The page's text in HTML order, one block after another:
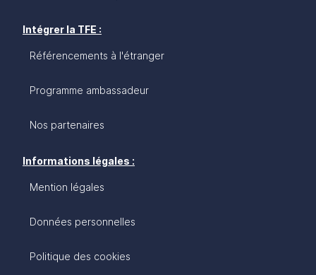
Intégrer la TFE :
Référencements à l'étranger
Programme ambassadeur
Nos partenaires
Informations légales :
Mention légales
Données personnelles
Politique des cookies